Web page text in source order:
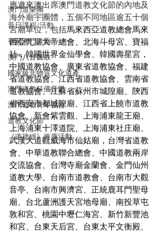
澳門道樂團
昔日課程/活動
有關澳門道協
澳門八音鑼鼓
國家級非物質文化遺產
澳門道教科儀音樂
澳門道教青年協會
道教文化節
《道德經》推廣活動
應邀來澳出席澳門道教文化節的內地及
海外廟宇團體，五個不同地區逾五十個
宮廟單位，包括馬來西亞道教總會馬來
西亞九皇大帝總會、 北海斗母宮、 寶福
社，韓國世界金仙學會、 韓國壽星宮，
中國道教協會、廣東省道教協會、 福建
省道教協會、江西省道教協會、 雲南省
道教協會、江蘇省蘇州市城隍廟、 陝西
省西安市都城隍廟、 江西省上饒市道教
協會、新會紫雲觀、 上海浦東龍王廟、
上海浦東十澤道院、 上海浦東社庄廟、
武漢大道觀威海市仙姑廟， 台灣省道教
會、 中華道教聯合總會、 中國道教兩岸
交流協會、 台灣寺廟金蘭會、 金門仙州
道教大學、 台南市道教會、 台南市大觀
音亭、 台南市興濟宮、 正統鹿耳門聖母
廟、 台北蘆洲護天宮地母廟、 南投草屯
敦和宮、 桃園中壢仁海宮、 新竹新豐池
和宮、 台東天后宮、 台東太平文衡殿、